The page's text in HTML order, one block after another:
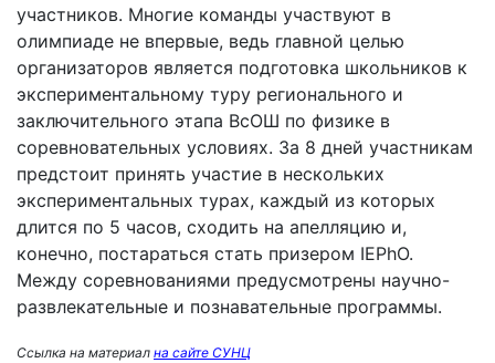
участников. Многие команды участвуют в
олимпиаде не впервые, ведь главной целью
организаторов является подготовка школьников к
экспериментальному туру регионального и
заключительного этапа ВсОШ по физике в
соревновательных условиях. За 8 дней участникам
предстоит принять участие в нескольких
экспериментальных турах, каждый из которых
длится по 5 часов, сходить на апелляцию и,
конечно, постараться стать призером IEPhO.
Между соревнованиями предусмотрены научно-
развлекательные и познавательные программы.
Ссылка на материал на сайте СУНЦ